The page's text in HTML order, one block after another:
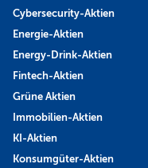
Cybersecurity-Aktien
Energie-Aktien
Energy-Drink-Aktien
Fintech-Aktien
Grüne Aktien
Immobilien-Aktien
KI-Aktien
Konsumgüter-Aktien